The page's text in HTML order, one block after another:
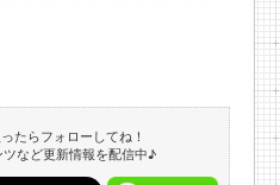
たらフォローしてね！
など更新情報を配信中♪